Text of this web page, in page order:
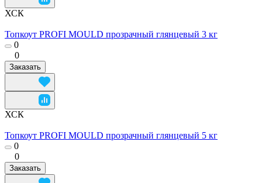
ХСК
Топкоут PROFI MOULD прозрачный глянцевый 3 кг
0
0
Заказать
ХСК
Топкоут PROFI MOULD прозрачный глянцевый 5 кг
0
0
Заказать